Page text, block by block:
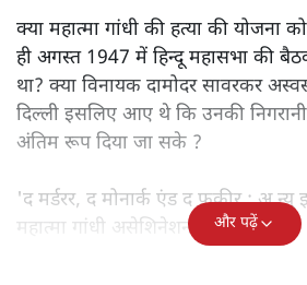
क्या महात्मा गांधी की हत्या की
ही अगस्त 1947 में हिन्दू महासभा की
था? क्या विनायक दामोदर सावरकर
दिल्ली इसलिए आए थे कि उनकी
अंतिम रूप दिया जा सके ?
'द मर्डरर, द मोनार्क एंड द फ़कीर : अ
महात्मा गांधी असेशिनेशन' नामक
और पढ़ें